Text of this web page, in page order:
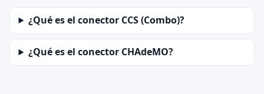
¿Qué es el conector CCS (Combo)?
¿Qué es el conector CHAdeMO?